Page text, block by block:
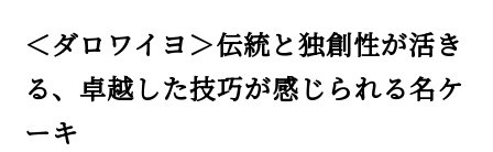
＜ダロワイヨ＞伝統と独創性が活き
る、卓越した技巧が感じられる名ケ
ーキ